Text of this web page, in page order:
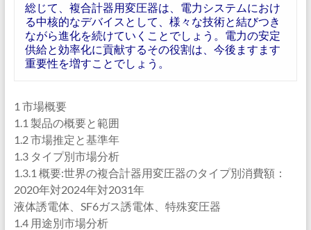
総じて、複合計器用変圧器は、電力システムにおけ
る中核的なデバイスとして、様々な技術と結びつき
ながら進化を続けていくことでしょう。電力の安定
供給と効率化に貢献するその役割は、今後ますます
重要性を増すことでしょう。
1 市場概要
1.1 製品の概要と範囲
1.2 市場推定と基準年
1.3 タイプ別市場分析
1.3.1 概要:世界の複合計器用変圧器のタイプ別消費額：
2020年対2024年対2031年
液体誘電体、SF6ガス誘電体、特殊変圧器
1.4 用途別市場分析